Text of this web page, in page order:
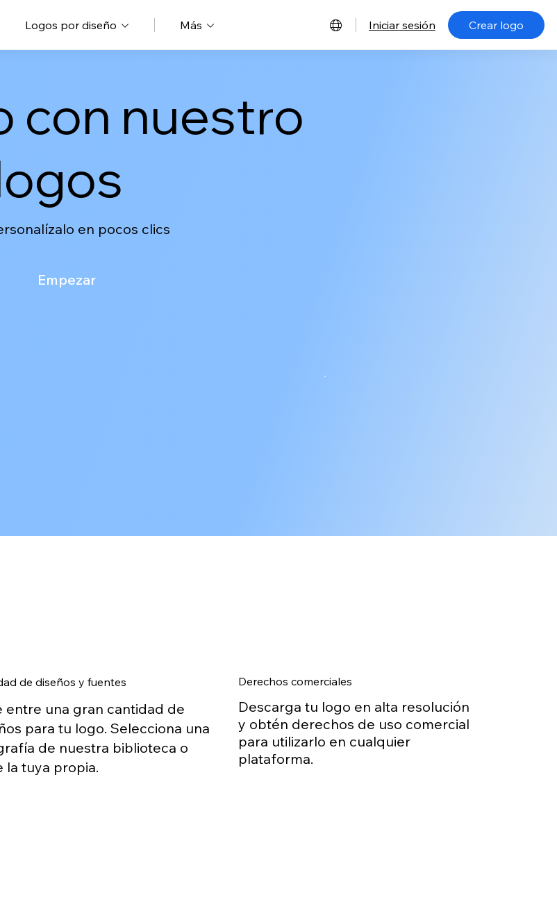
Logos por diseño Más Iniciar sesión Crear logo
con nuestro
en pocos clics
Empezar
de diseños y fuentes
entre una gran cantidad de
para tu logo. Selecciona una
de nuestra biblioteca o
la tuya propia.
Derechos comerciales
Descarga tu logo en alta resolución
y obtén derechos de uso comercial
para utilizarlo en cualquier
plataforma.